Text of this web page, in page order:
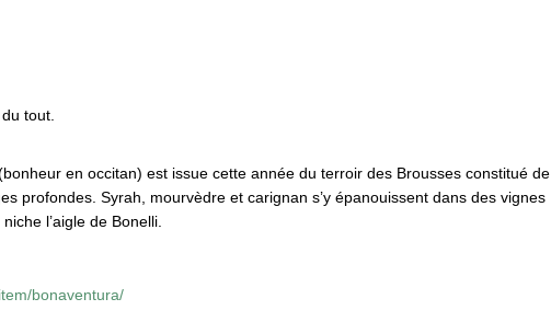
tout.
en occitan) est issue cette année du terroir des Brousses constitué de
profondes. Syrah, mourvèdre et carignan s’y épanouissent dans des vignes
l’aigle de Bonelli.
bonaventura/